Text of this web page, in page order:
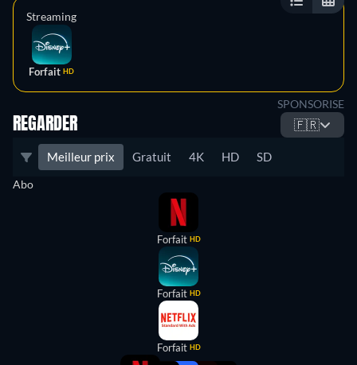
Streaming
Forfait HD
SPONSORISE
REGARDER 🇫🇷
Meilleur prix Gratuit 4K HD SD
Abo
Forfait HD
Forfait HD
Forfait HD